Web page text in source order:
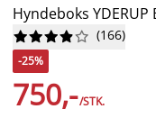
Hyndeboks





 (166)
-25%
750,-/STK.